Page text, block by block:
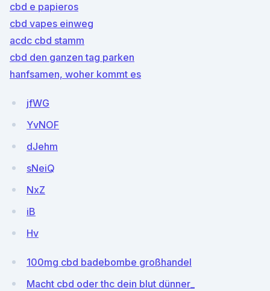
cbd e papieros
cbd vapes einweg
acdc cbd stamm
cbd den ganzen tag parken
hanfsamen, woher kommt es
jfWG
YvNOF
dJehm
sNeiQ
NxZ
iB
Hv
100mg cbd badebombe großhandel
Macht cbd oder thc dein blut dünner_